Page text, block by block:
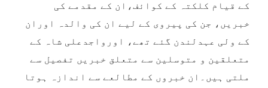
کے قیام کلکتہ کے کوائف،ان کے مقدمے کی
خبریں، جن کی پیروی کے لیے ان کی والدہ اوران
کے ولی عہدلندن گئے تھے، اورواجدعلی شاہ کے
متعلقین و متوسلین سے متعلق خبریں تفصیل سے
ملتی ہیں۔ان خبروں کے مطالعے سے اندازہ ہوتا